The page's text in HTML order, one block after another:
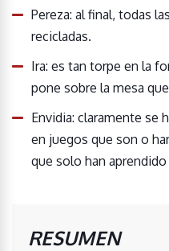
Pereza: al final, todas
recicladas.
Ira: es tan torpe en la
pone sobre la mesa
Envidia: claramente se
en juegos que son o
que solo han
RESUMEN